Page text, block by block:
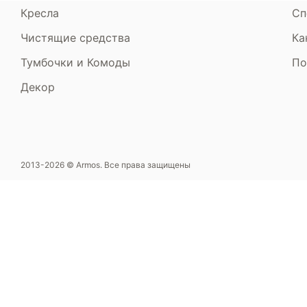
Кресла
Чистящие средства
Тумбочки и Комоды
Декор
2013-2026 © Armos. Все права защищены